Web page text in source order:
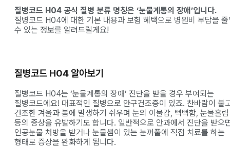
질병코드 H04 공식 질병 분류 명칭은 ‘눈물계통의 장애’입니다.
질병코드 H04에 대한 기본 내용과 보험 혜택으로 병원비 부담을 줄
수 있는 정보를 알려드릴게요!
질병코드 H04 알아보기
질병코드 H04는 ‘눈물계통의 장애’ 진단을 받을 경우 부여되는
질병코드에요! 대표적인 질병으로 안구건조증이 있죠. 찬바람이 불
건조한 겨울과 봄에 발생하기 쉬우며 눈의 이물감, 뻑뻑함, 눈물흘림
등의 증상을 유발하기도 합니다. 일반적으로 안과에서 진단을 받으
인공눈물 처방을 받거나 눈물샘이 있는 눈꺼풀에 직접 치료를 하는
형태로 증상을 완화하게 됩니다.